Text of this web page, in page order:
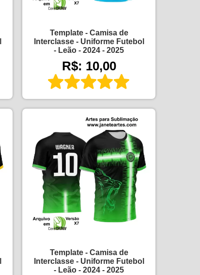
Template - Camisa de
Interclasse - Uniforme Futebol
- Leão - 2024 - 2025
R$: 10,00
Template - Camisa de
Interclasse - Uniforme Futebol
- Leão - 2024 - 2025